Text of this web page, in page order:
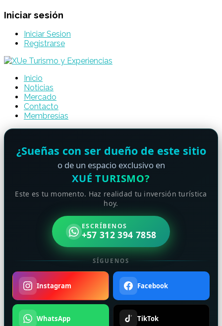
Iniciar sesión
Iniciar Sesion
Registrarse
Inicio
Noticias
Mercado
Contacto
Membresías
¿Sueñas con ser dueño de este sitio
o de un espacio exclusivo en
XUÉ TURISMO?
Este es tu momento. Haz realidad tu inversión turística
hoy.
ESCRÍBENOS
+57 312 394 7858
SÍGUENOS
Instagram Facebook
WhatsApp TikTok